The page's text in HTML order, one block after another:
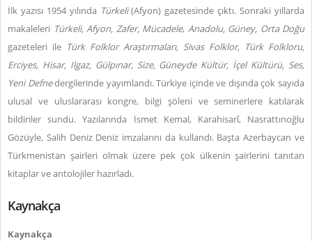
İlk yazısı 1954 yılında Türkeli(Afyon) gazetesinde çıktı. Sonraki yıllarda
makaleleri Türkeli, Afyon, Zafer, Mücadele, Anadolu, Güney, Orta Doğu
gazeteleri ile Türk Folklor Araştırmaları, Sivas Folklor, Türk Folkloru,
Erciyes, Hisar, Ilgaz, Gülpınar, Size, Güneyde Kültür, İçel Kültürü, Ses,
Yeni Defnedergilerinde yayımlandı. Türkiye içinde ve dışında çok sayıda
ulusal ve uluslararası kongre, bilgi şöleni ve seminerlere katılarak
bildiriler sundu. Yazılarında İsmet Kemal, Karahisarî, Nasrattınoğlu
Gözüyle, Salih Deniz Deniz imzalarını da kullandı. Başta Azerbaycan ve
Türkmenistan şairleri olmak üzere pek çok ülkenin şairlerini tanıtan
kitaplar ve antolojiler hazırladı.
Kaynakça
Kaynakça